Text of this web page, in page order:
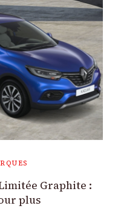
Graphite :
plus